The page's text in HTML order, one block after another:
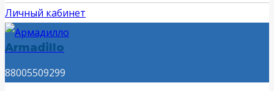
Личный кабинет
Armadillo
88005509299